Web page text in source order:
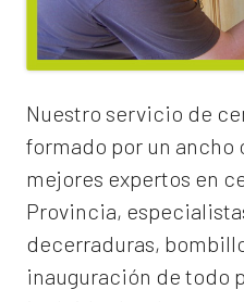
Nuestro servicio de
formado por un ancho
mejores expertos en
Provincia,
decerraduras,
inauguración de todo